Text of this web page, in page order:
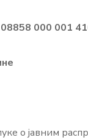
000 001
о јавним